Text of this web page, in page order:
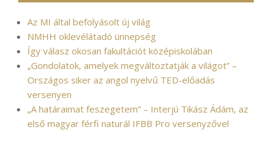
Az MI által befolyásolt új világ
NMHH oklevélátadó ünnepség
Így válasz okosan fakultációt középiskolában
„Gondolatok, amelyek megváltoztatják a világot” –
Országos siker az angol nyelvű TED-előadás
versenyen
„A határaimat feszegetem” – Interjú Tikász Ádám, az
első magyar férfi naturál IFBB Pro versenyzővel